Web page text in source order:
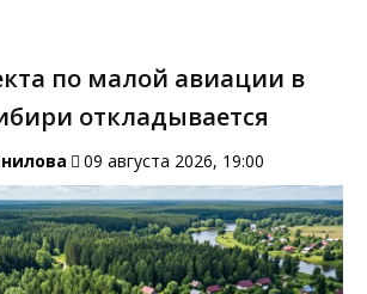
по малой авиации в
откладывается
09 августа 2026, 19:00